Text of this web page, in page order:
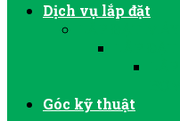
Dịch vụ lắp đặt
Góc kỹ thuật